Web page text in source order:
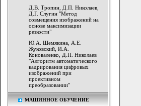
Д.В. Тропин, Д.П. Николаев,
Д.Г. Слугин "Метод
совмещения изображений на
основе максимизации
резкости"
Ю.А. Шемякина, А.Е.
Жуковский, И.А.
Коноваленко, Д.П. Николаев
"Алгоритм автоматического
кадрирования цифровых
изображений при
проективном
преобразовании"
МАШИННОЕ ОБУЧЕНИЕ